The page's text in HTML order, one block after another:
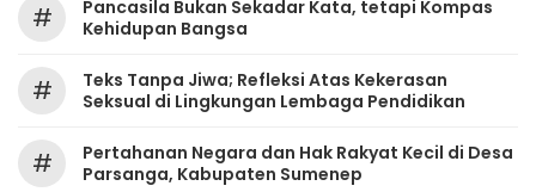
#
Pancasila Bukan Sekadar Kata, tetapi Kompas
Kehidupan Bangsa
#
Teks Tanpa Jiwa; Refleksi Atas Kekerasan
Seksual di Lingkungan Lembaga Pendidikan
#
Pertahanan Negara dan Hak Rakyat Kecil di Desa
Parsanga, Kabupaten Sumenep